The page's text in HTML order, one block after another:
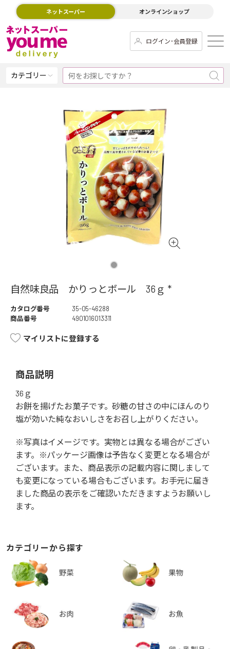
ネットスーパー オンラインショップ
ログイン･会員登録
カテゴリー
自然味良品 かりっとボール 36ｇ *
カタログ番号
35-05-46288
商品番号
4901016013311
マイリストに登録する
商品説明
36ｇ
お餅を揚げたお菓子です。砂糖の甘さの中にほんのり
塩が効いた純なおいしさをお召し上がりください。
※写真はイメージです。実物とは異なる場合がござい
ます。※パッケージ画像は予告なく変更となる場合が
ございます。また、商品表示の記載内容に関しまして
も変更になっている場合もございます。お手元に届き
ました商品の表示をご確認いただきますようお願いし
ます。
カテゴリーから探す